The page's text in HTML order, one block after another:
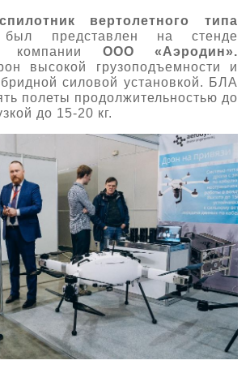
вертолетного типа
представлен на стенде
компании ООО «Аэродин».
высокой грузоподъемности и
силовой установкой. БЛА
полеты продолжительностью до
до 15-20 кг.